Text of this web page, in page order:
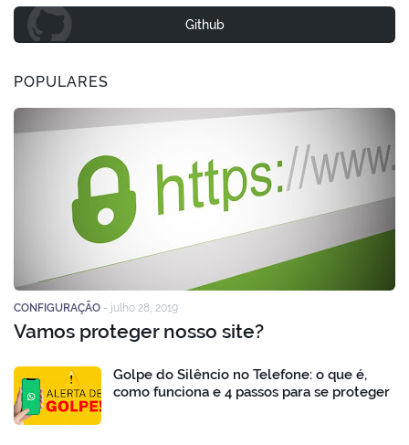
Github
POPULARES
CONFIGURAÇÃO - julho 28, 2019
Vamos proteger nosso site?
Golpe do Silêncio no Telefone: o que é,
como funciona e 4 passos para se proteger